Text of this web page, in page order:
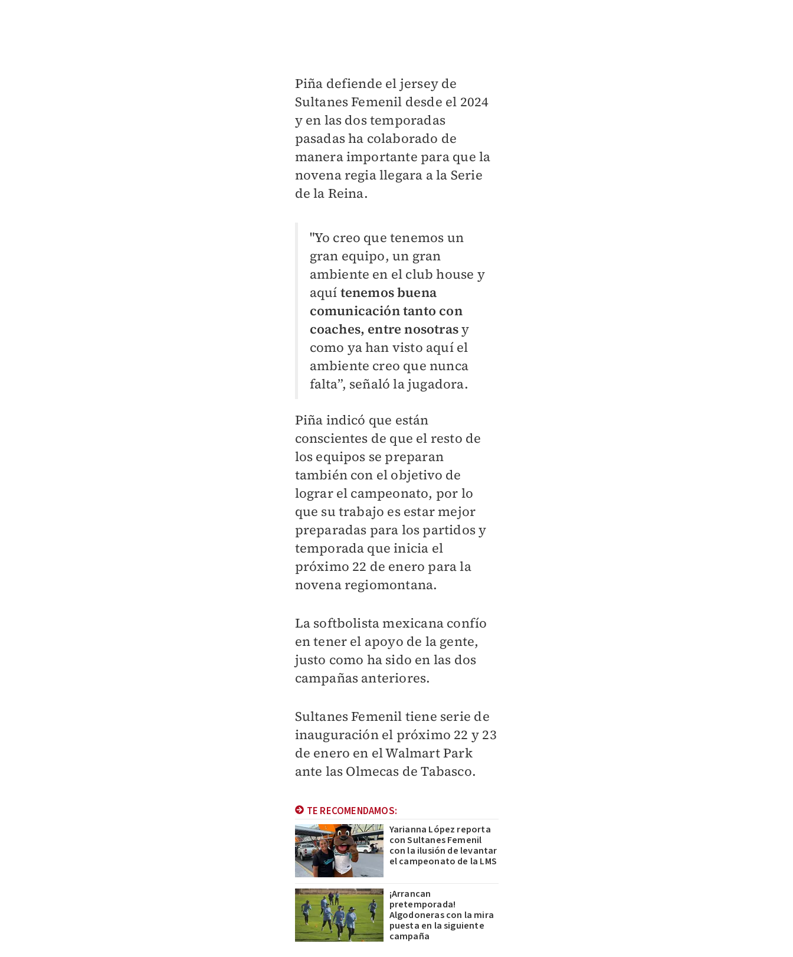
Piña defiende el jersey de
Sultanes Femenil desde el 2024
y en las dos temporadas
pasadas ha colaborado de
manera importante para que la
novena regia llegara a la Serie
de la Reina.
"Yo creo que tenemos un
gran equipo, un gran
ambiente en el club house y
aquí tenemos buena
comunicación tanto con
coaches, entre nosotrasy
como ya han visto aquí el
ambiente creo que nunca
falta”, señaló la jugadora.
Piña indicó que están
conscientes de que el resto de
los equipos se preparan
también con el objetivo de
lograr el campeonato, por lo
que su trabajo es estar mejor
preparadas para los partidos y
temporada que inicia el
próximo 22 de enero para la
novena regiomontana.
La softbolista mexicana confío
en tener el apoyo de la gente,
justo como ha sido en las dos
campañas anteriores.
Sultanes Femenil tiene serie de
inauguración el próximo 22 y 23
de enero en el Walmart Park
ante las Olmecas de Tabasco.
TE RECOMENDAMOS:
Yarianna López reporta
con Sultanes Femenil
con la ilusión de levantar
el campeonato de la LMS
¡Arrancan
pretemporada!
Algodoneras con la mira
puesta en la siguiente
campaña